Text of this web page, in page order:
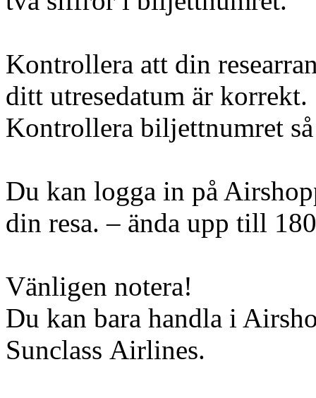
Kontrollera att din
ditt utresedatum är korrekt.
Kontrollera biljettnumret
Du kan logga in på
din resa. – ända upp till
Vänligen notera!
Du kan bara handla i
Sunclass Airlines.